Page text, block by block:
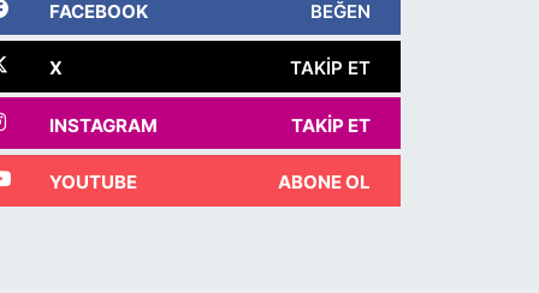
FACEBOOK BEĞEN
X TAKIP ET
INSTAGRAM TAKIP ET
YOUTUBE ABONE OL